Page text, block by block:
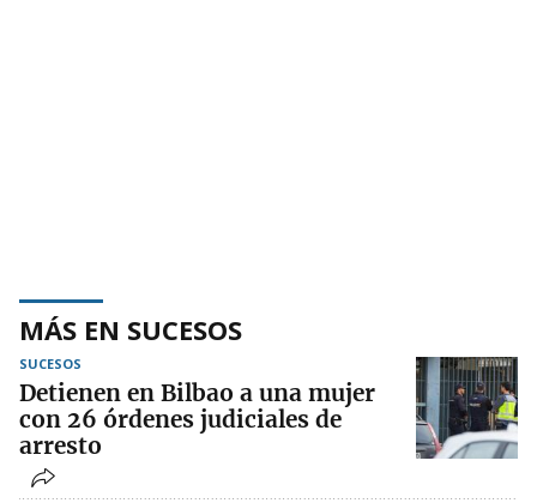
MÁS EN SUCESOS
SUCESOS
Detienen en Bilbao a una mujer
con 26 órdenes judiciales de
arresto